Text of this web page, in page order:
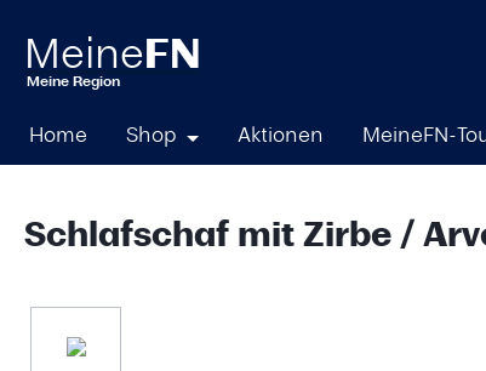
Home Shop Aktionen MeineFN-
Schlafschaf mit Zirbe /